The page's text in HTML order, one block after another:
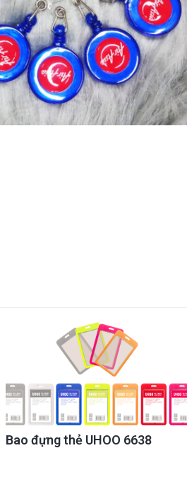
Bao đựng thẻ UHOO 6638